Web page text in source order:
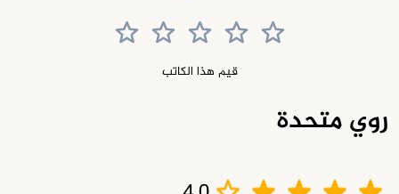
قيم هذا الكاتب
روي متحدة